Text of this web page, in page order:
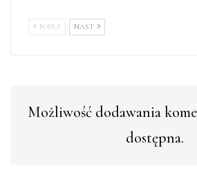
POPRZ NAST
Możliwość dodawania
dostępna.